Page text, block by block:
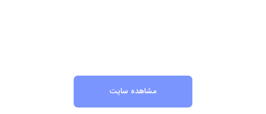
مشاهده سایت